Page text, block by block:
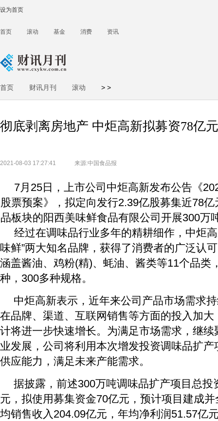
设为首页
首页 滚动 基金 消费 资讯
首页 >
财讯月刊 >
滚动
彻底剥离房地产 中炬高新拟募资78亿
2021-08-03 17:27:41 来源:中国食品报
7月25日，上市公司中炬高新发布公告《
股票预案》，拟定向发行2.39亿股募集近78
品板块的阳西美味鲜食品有限公司开展300万
经过在调味品行业多年的精耕细作，中炬高
味鲜”两大知名品牌，获得了消费者的广泛认
涵盖酱油、鸡粉(精)、蚝油、酱类等11个品类
种，300多种规格。
中炬高新表示，近年来公司产品市场需求
在品牌、渠道、互联网销售等方面的投入加
计将进一步快速增长。为满足市场需求，继
业发展，公司将利用本次增发投资调味品扩
供应能力，满足未来产能需求。
据披露，前述300万吨调味品扩产项目总投
元，拟使用募集资金70亿元，预计项目建成
均销售收入204.09亿元，年均净利润51.57亿